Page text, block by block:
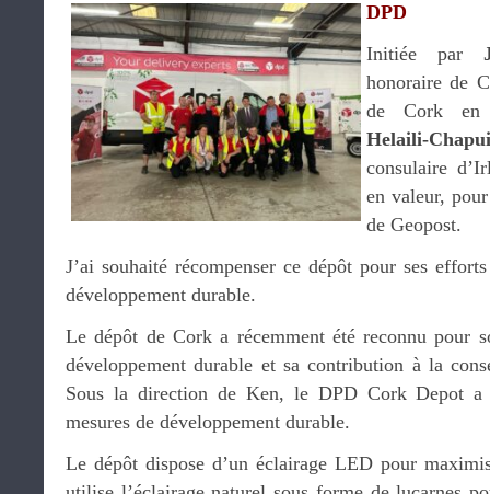
DPD
Initiée par
honoraire de
de Cork
Helaili-
consulaire
en valeur,
de Geopost.
J’ai souhaité récompenser ce dépôt pour ses
développement durable.
Le dépôt de Cork a récemment été reconnu pour
développement durable et sa contribution à la
Sous la direction de Ken, le DPD Cork Depot
mesures de développement durable.
Le dépôt dispose d’un éclairage LED pour